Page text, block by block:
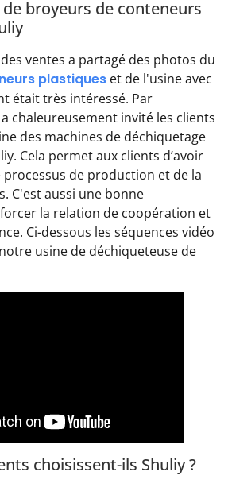
broyeurs de conteneurs
ventes a partagé des photos du
plastiques et de l'usine avec
était très intéressé. Par
chaleureusement invité les clients
des machines de déchiquetage
Cela permet aux clients d’avoir
de production et de la
C'est aussi une bonne
la relation de coopération et
Ci-dessous les séquences vidéo
usine de déchiqueteuse de
choisissent-ils Shuliy ?